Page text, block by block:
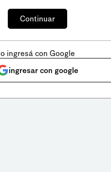
o ingresá con Google
ingresar con google